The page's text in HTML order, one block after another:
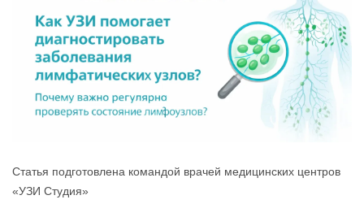
Статья подготовлена командой врачей медицинских центров
«УЗИ Студия»